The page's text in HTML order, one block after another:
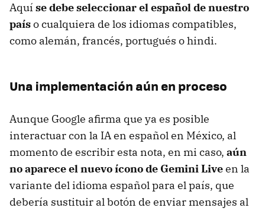
Aquí se debe seleccionar el español de nuestro
paíso cualquiera de los idiomas compatibles,
como alemán, francés, portugués o hindi.
Una implementación aún en proceso
Aunque Google afirma que ya es posible
interactuar con la IA en español en México, al
momento de escribir esta nota, en mi caso, aún
no aparece el nuevo ícono de Gemini Liveen la
variante del idioma español para el país, que
debería sustituir al botón de enviar mensajes al